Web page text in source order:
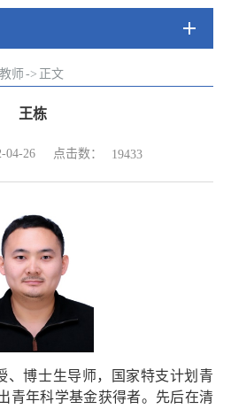
师 -> 正文
王栋
04-26 点击数： 19433
、博士生导师，国家特支计划青
青年科学基金获得者。先后在清